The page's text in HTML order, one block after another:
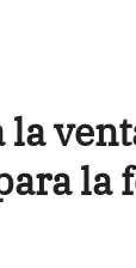
la
la